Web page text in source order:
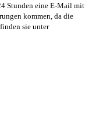
Stunden eine E-Mail mit
kommen, da die
sie unter